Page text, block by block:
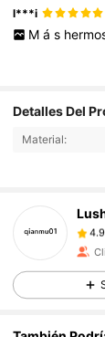
l***i
M á s
Detalles Del
Material:
4.90